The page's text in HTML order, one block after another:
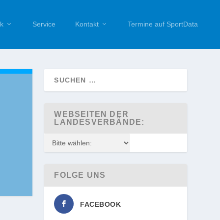
Service Kontakt Termine auf SportData
WEBSEITEN DER
LANDESVERBÄNDE:
FOLGE UNS
FACEBOOK